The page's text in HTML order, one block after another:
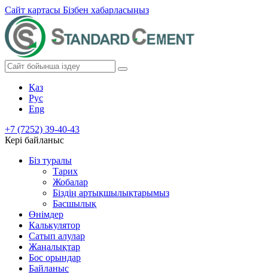
Сайт картасы Бізбен хабарласыңыз
Қаз
Рус
Eng
+7 (7252) 39-40-43
Кері байланыс
Біз туралы
Тарих
Жобалар
Біздің артықшылықтарымыз
Басшылық
Өнімдер
Калькулятор
Сатып алулар
Жаңалықтар
Бос орындар
Байланыс